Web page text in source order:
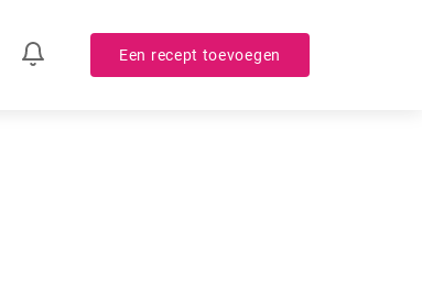
Een recept toevoegen